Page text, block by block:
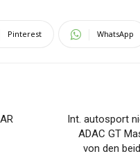
Pinterest WhatsApp
Int. autosport
ADAC GT
von den